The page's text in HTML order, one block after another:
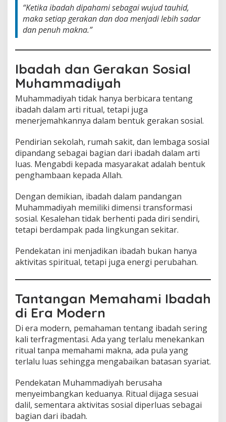
“Ketika ibadah dipahami sebagai wujud tauhid,
maka setiap gerakan dan doa menjadi lebih sadar
dan penuh makna.”
Ibadah dan Gerakan Sosial
Muhammadiyah
Muhammadiyah tidak hanya berbicara tentang
ibadah dalam arti ritual, tetapi juga
menerjemahkannya dalam bentuk gerakan sosial.
Pendirian sekolah, rumah sakit, dan lembaga sosial
dipandang sebagai bagian dari ibadah dalam arti
luas. Mengabdi kepada masyarakat adalah bentuk
penghambaan kepada Allah.
Dengan demikian, ibadah dalam pandangan
Muhammadiyah memiliki dimensi transformasi
sosial. Kesalehan tidak berhenti pada diri sendiri,
tetapi berdampak pada lingkungan sekitar.
Pendekatan ini menjadikan ibadah bukan hanya
aktivitas spiritual, tetapi juga energi perubahan.
Tantangan Memahami Ibadah
di Era Modern
Di era modern, pemahaman tentang ibadah sering
kali terfragmentasi. Ada yang terlalu menekankan
ritual tanpa memahami makna, ada pula yang
terlalu luas sehingga mengabaikan batasan syariat.
Pendekatan Muhammadiyah berusaha
menyeimbangkan keduanya. Ritual dijaga sesuai
dalil, sementara aktivitas sosial diperluas sebagai
bagian dari ibadah.